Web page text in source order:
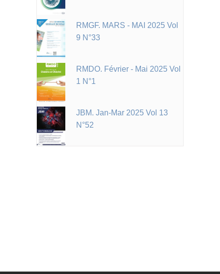
RMGF. MARS - MAI 2025 Vol
9 N°33
RMDO. Février - Mai 2025 Vol
1 N°1
JBM. Jan-Mar 2025 Vol 13
N°52